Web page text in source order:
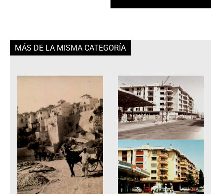
MÁS DE LA MISMA CATEGORÍA